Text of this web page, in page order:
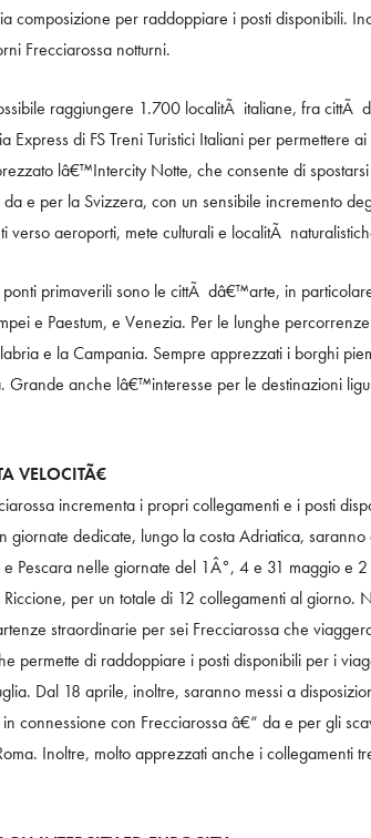
composizione per raddoppiare i posti disponibili.
Frecciarossa notturni.
raggiungere 1.700 localitÃ italiane, fra cittÃ
Express di FS Treni Turistici Italiani per
lâ€™Intercity Notte, che consente di
e per la Svizzera, con un sensibile incremento
verso aeroporti, mete culturali e localitÃ
primaverili sono le cittÃ dâ€™arte, in
e Paestum, e Venezia. Per le lunghe
e la Campania. Sempre apprezzati i borghi
Grande anche lâ€™interesse per le destinazioni
VELOCITÃ€
incrementa i propri collegamenti e i posti
giornate dedicate, lungo la costa Adriatica,
Pescara nelle giornate del 1Â°, 4 e 31 maggio e
per un totale di 12 collegamenti al
straordinarie per sei Frecciarossa che
permette di raddoppiare i posti disponibili per i
Dal 18 aprile, inoltre, saranno messi a
connessione con Frecciarossa â€“ da e per gli
Inoltre, molto apprezzati anche i collegamenti